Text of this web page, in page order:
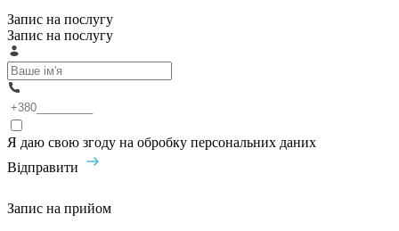
Запис на послугу
Запис на послугу
Я даю свою згоду на обробку персональних даних
Відправити
Запис на прийом